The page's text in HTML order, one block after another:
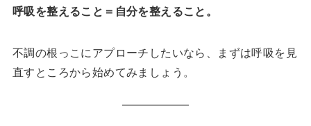
呼吸を整えること＝自分を整えること。
不調の根っこにアプローチしたいなら、まずは呼吸を見
直すところから始めてみましょう。